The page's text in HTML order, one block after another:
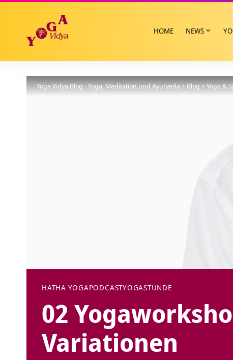
HOME NEWS
Yoga Vidya Blog - Yoga, Meditation und Ayurveda>Blog>Yoga &
HATHA YOGAPODCASTYOGASTUNDE
02
Variationen